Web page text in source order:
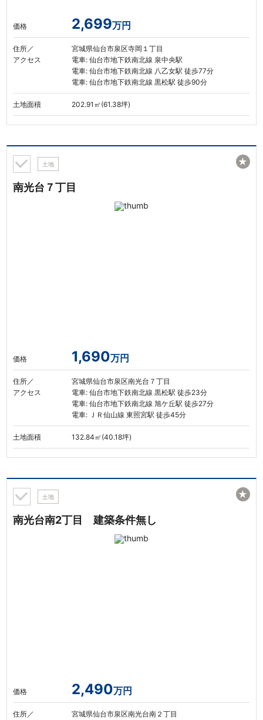
価格 2,699万円
住所／
アクセス
宮城県仙台市泉区寺岡１丁目
電車: 仙台市地下鉄南北線 泉中央駅
電車: 仙台市地下鉄南北線 八乙女駅 徒歩77分
電車: 仙台市地下鉄南北線 黒松駅 徒歩90分
土地面積 202.91㎡(61.38坪)
土地
南光台７丁目
価格 1,690万円
住所／
アクセス
宮城県仙台市泉区南光台７丁目
電車: 仙台市地下鉄南北線 黒松駅 徒歩23分
電車: 仙台市地下鉄南北線 旭ケ丘駅 徒歩27分
電車: ＪＲ仙山線 東照宮駅 徒歩45分
土地面積 132.84㎡(40.18坪)
★
土地
南光台南2丁目 建築条件無し
価格 2,490万円
住所／
宮城県仙台市泉区南光台南２丁目
★